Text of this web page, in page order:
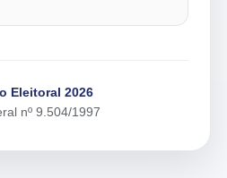
Eleitoral 2026
nº 9.504/1997